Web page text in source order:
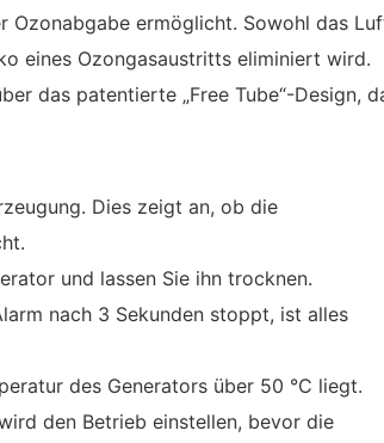
Ozonabgabe ermöglicht. Sowohl das
eines Ozongasaustritts eliminiert wird.
das patentierte „Free Tube“-
Dies zeigt an, ob die
und lassen Sie ihn trocknen.
nach 3 Sekunden stoppt, ist alles
des Generators über 50 °C liegt.
den Betrieb einstellen, bevor die